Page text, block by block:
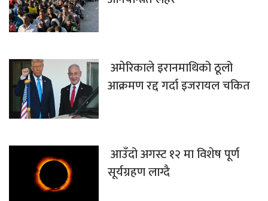
अमेरिकाले इरानमाथिको ठूलो
आक्रमण रद्द गर्दा इजरायल चकित
आउँदो अगस्ट १२ मा विशेष पूर्ण
सूर्यग्रहण लाग्दै